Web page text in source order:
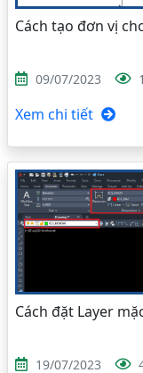
Cách tạo đơn vị
09/07/2023
Xem chi tiết
Cách đặt Layer
19/07/2023